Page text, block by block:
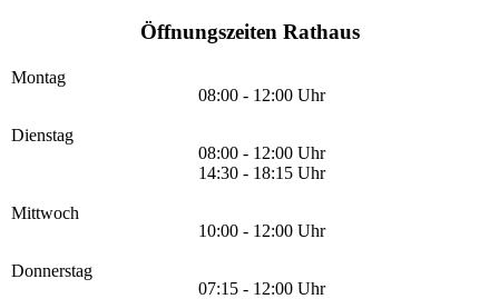
Öffnungszeiten Rathaus
Montag
08:00 - 12:00 Uhr
Dienstag
08:00 - 12:00 Uhr
14:30 - 18:15 Uhr
Mittwoch
10:00 - 12:00 Uhr
Donnerstag
07:15 - 12:00 Uhr